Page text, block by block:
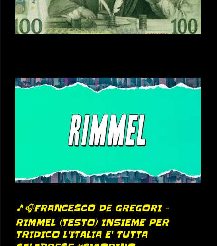
🎵🎧FRANCESCO DE GREGORI -
RIMMEL (TESTO) INSIEME PER
TRIDICO L'ITALIA E' TUTTA